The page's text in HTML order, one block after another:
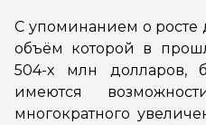
С упоминанием о росте
объём которой в
504-х млн долларов,
имеются
многократного